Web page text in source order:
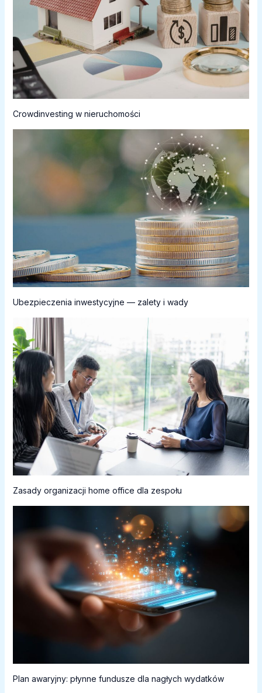
Crowdinvesting w nieruchomości
Ubezpieczenia inwestycyjne — zalety i wady
Zasady organizacji home office dla zespołu
Plan awaryjny: płynne fundusze dla nagłych wydatków